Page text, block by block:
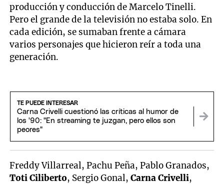
producción y conducción de Marcelo Tinelli.
Pero el grande de la televisión no estaba solo. En
cada edición, se sumaban frente a cámara
varios personajes que hicieron reír a toda una
generación.
TE PUEDE INTERESAR
Carna Crivelli cuestionó las críticas al humor de
los '90: "En streaming te juzgan, pero ellos son
peores"
Freddy Villarreal, Pachu Peña, Pablo Granados,
Toti Ciliberto, Sergio Gonal,Carna Crivelli,